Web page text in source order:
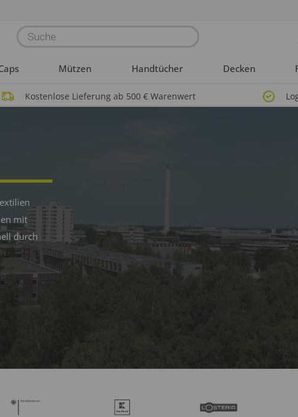
Products
search
Mützen Handtücher Decken
Kostenlose Lieferung ab 500 € Warenwert
mit
durch